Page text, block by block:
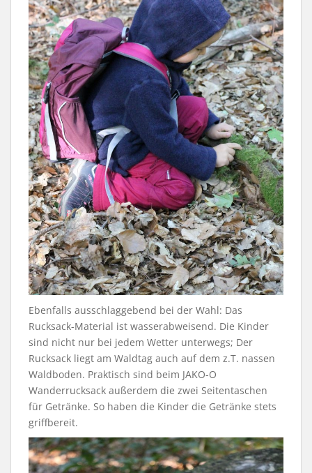
Ebenfalls ausschlaggebend bei der Wahl: Das
Rucksack-Material ist wasserabweisend. Die Kinder
sind nicht nur bei jedem Wetter unterwegs; Der
Rucksack liegt am Waldtag auch auf dem z.T. nassen
Waldboden. Praktisch sind beim JAKO-O
Wanderrucksack außerdem die zwei Seitentaschen
für Getränke. So haben die Kinder die Getränke stets
griffbereit.